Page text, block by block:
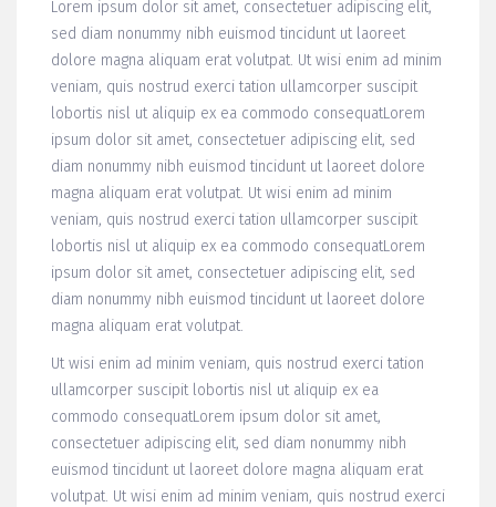
Lorem ipsum dolor sit amet, consectetuer adipiscing elit,
sed diam nonummy nibh euismod tincidunt ut laoreet
dolore magna aliquam erat volutpat. Ut wisi enim ad minim
veniam, quis nostrud exerci tation ullamcorper suscipit
lobortis nisl ut aliquip ex ea commodo consequatLorem
ipsum dolor sit amet, consectetuer adipiscing elit, sed
diam nonummy nibh euismod tincidunt ut laoreet dolore
magna aliquam erat volutpat. Ut wisi enim ad minim
veniam, quis nostrud exerci tation ullamcorper suscipit
lobortis nisl ut aliquip ex ea commodo consequatLorem
ipsum dolor sit amet, consectetuer adipiscing elit, sed
diam nonummy nibh euismod tincidunt ut laoreet dolore
magna aliquam erat volutpat.
Ut wisi enim ad minim veniam, quis nostrud exerci tation
ullamcorper suscipit lobortis nisl ut aliquip ex ea
commodo consequatLorem ipsum dolor sit amet,
consectetuer adipiscing elit, sed diam nonummy nibh
euismod tincidunt ut laoreet dolore magna aliquam erat
volutpat. Ut wisi enim ad minim veniam, quis nostrud exerci